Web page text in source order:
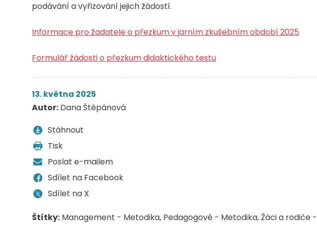
podávání a vyřizování jejich žádostí.
Informace pro žadatele o přezkum v jarním zkušebním období 2025
Formulář žádosti o přezkum didaktického testu
13. května 2025
Autor: Dana Štěpánová
Stáhnout
Tisk
Poslat e-mailem
Sdílet na Facebook
Sdílet na X
Štítky: Management - Metodika Pedagogové - Metodika Žáci a rodiče